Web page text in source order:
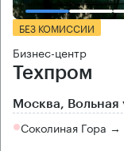
БЕЗ КОМИССИИ
Бизнес-центр
Техпром
Москва, Вольная
Соколиная Гора →